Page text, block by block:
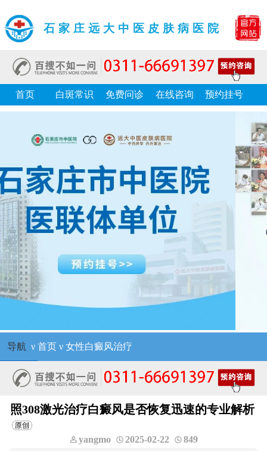
石家庄远大中医皮肤病医院
首页 白斑常识 免费问诊 在线咨询 预约挂号
导航 ν 首页ν 女性白癜风治疗
照308激光治疗白癜风是否恢复迅速的专业解析
yangmo 2025-02-22 849